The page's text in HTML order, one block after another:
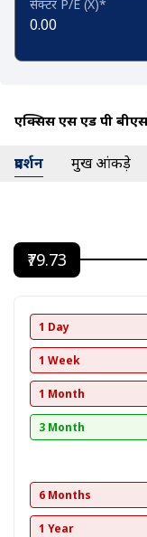
सेक्टर P/E (X)*
0.00
एक्सिस एस एंड पी
प्रदर्शन प्रमुख आंकड़े
₹79.73
1 Day
1 Week
1 Month
3 Month
6 Months
1 Year